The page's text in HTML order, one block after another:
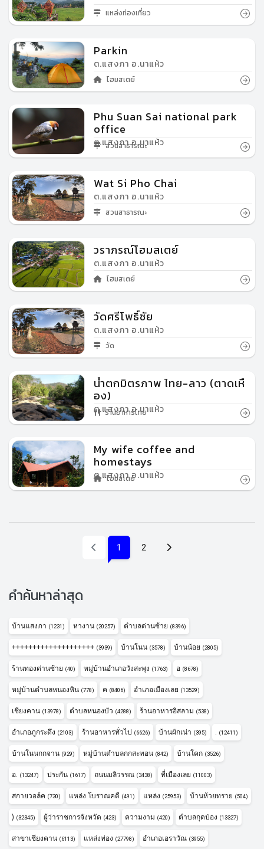
แหล่งท่องเที่ยว
Parkin
ต.แสงภา อ.นาแห้ว
โฮมสเตย์
Phu Suan Sai national park
office
ต.แสงภา อ.นาแห้ว
สวนสาธารณะ
Wat Si Pho Chai
ต.แสงภา อ.นาแห้ว
สวนสาธารณะ
วราภรณ์โฮมสเตย์
ต.แสงภา อ.นาแห้ว
โฮมสเตย์
วัดศรีโพธิ์ชัย
ต.แสงภา อ.นาแห้ว
วัด
น้ำตกมิตรภาพ ไทย-ลาว (ตาดเหื
อง)
ต.แสงภา อ.นาแห้ว
ร้านอาหารไทย
My wife coffee and
homestays
ต.แสงภา อ.นาแห้ว
โฮมสเตย์
1 (current)
2
คำค้นหาล่าสุด
บ้านแสงภา (1231) หางาน (20257) ตำบลด่านซ้าย (8396)
++++++++++++++++++++ (3939) บ้านโนน (3578) บ้านน้อย (2805)
ร้านทองด่านซ้าย (40) หมู่บ้านอำเภอวังสะพุง (1763) อ (8678)
หมู่บ้านตำบลหนองหิน (778) ค (8406) อำเภอเมืองเลย (13529)
เชียงคาน (13978) ตำบลหนองบัว (4288) ร้านอาหารอิสลาม (538)
อำเภอภูกระดึง (2103) ร้านอาหารทั่วไป (6626) บ้านผักเน่า (395) (12411)
บ้านโนนกกจาน (929) หมู่บ้านตำบลกกสะทอน (842) บ้านโคก (3526)
อ. (13247) ประกัน (1617) ถนนมลิวรรณ (3438) ที่เมืองเลย (11003)
สกายวอล์ค (730) แหล่ง โบราณคดี (491) แหล่ง (25953) บ้านห้วยทราย (504)
) (32345) ผู้ว่าราชการจังหวัด (423) ความงาม (420) ตำบลกุดป่อง (13327)
สาขาเชียงคาน (6113) แหล่งท่อง (27798) อำเภอเอราวัณ (3955)